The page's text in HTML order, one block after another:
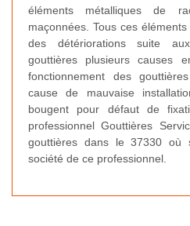
éléments métalliques de
maçonnées. Tous ces
des détériorations suite
gouttières plusieurs causes
fonctionnement des
cause de mauvaise
bougent pour défaut de
professionnel Gouttières
gouttières dans le 37330
société de ce professionnel.